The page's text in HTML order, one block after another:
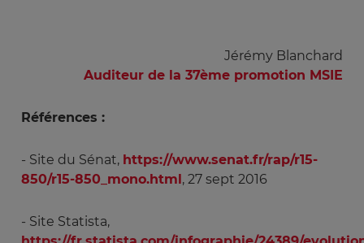
Jérémy Blanchard
Auditeur de la 37ème promotion MSIE
Références :
- Site du Sénat, https://www.senat.fr/rap/r15-
850/r15-850_mono.html , 27 sept 2016
- Site Statista,